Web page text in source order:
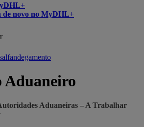
de novo no MyDHL+
Aduaneiro
Aduaneiras – A Trabalhar